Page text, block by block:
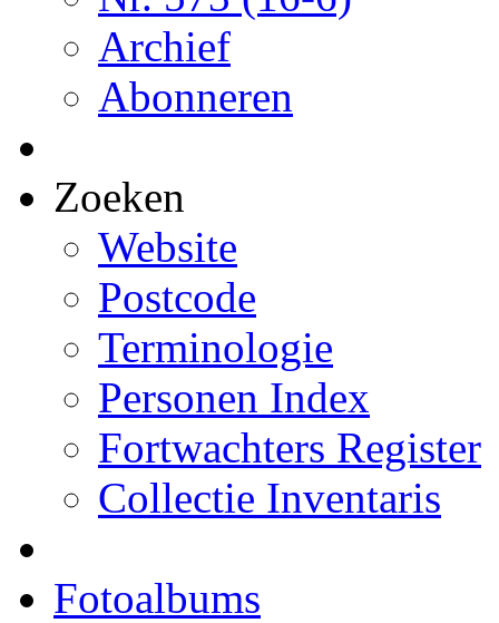
Archief
Abonneren
Zoeken
Website
Postcode
Terminologie
Personen Index
Fortwachters Register
Collectie Inventaris
Fotoalbums